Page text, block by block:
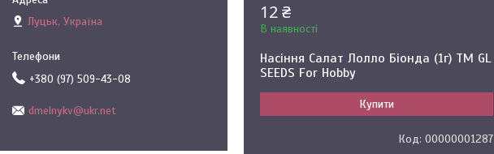
12 ₴
В наявності
Насіння Салат Лолло Біонда (1г) ТМ GL
SEEDS For Hobby
Купити
00000001287
Луцьк, Україна
+380 (97) 509-43-08
dmelnykv@ukr.net